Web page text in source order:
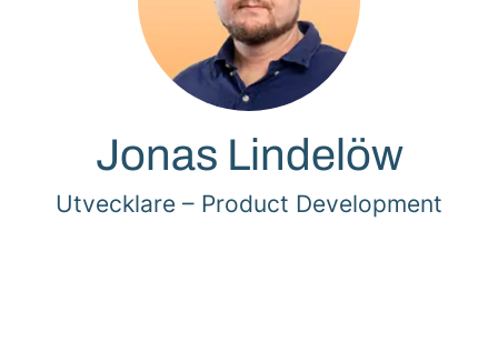
Jonas Lindelöw
Utvecklare – Product Development